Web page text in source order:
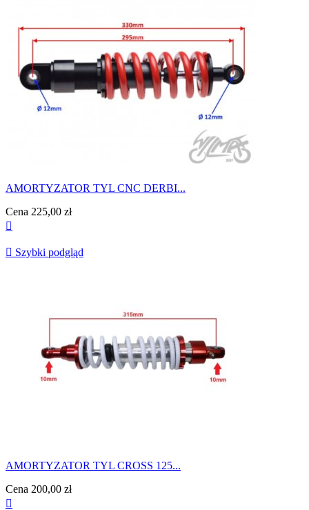
AMORTYZATOR TYL CNC DERBI...
Cena 225,00 zł

 Szybki podgląd
AMORTYZATOR TYL CROSS 125...
Cena 200,00 zł
